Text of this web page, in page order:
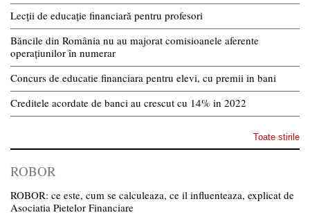
Lecții de educație financiară pentru profesori
Băncile din România nu au majorat comisioanele aferente
operațiunilor în numerar
Concurs de educatie financiara pentru elevi, cu premii in bani
Creditele acordate de banci au crescut cu 14% in 2022
Toate stirile
ROBOR
ROBOR: ce este, cum se calculeaza, ce il influenteaza, explicat de
Asociatia Pietelor Financiare